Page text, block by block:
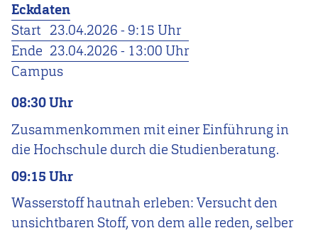
Eckdaten
Start 23.04.2026 - 9:15 Uhr
Ende 23.04.2026 - 13:00 Uhr
Campus
08:30 Uhr
Zusammenkommen mit einer Einführung in
die Hochschule durch die Studienberatung.
09:15 Uhr
Wasserstoff hautnah erleben: Versucht den
unsichtbaren Stoff, von dem alle reden, selber